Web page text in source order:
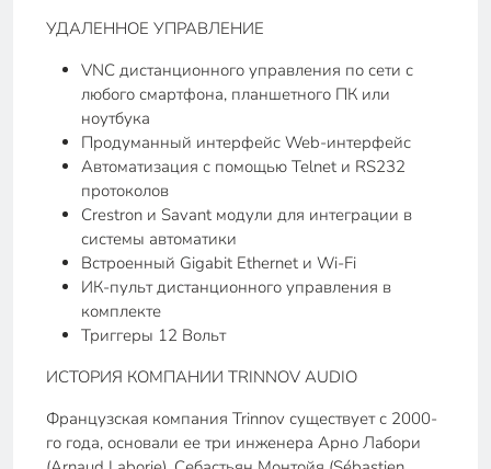
УДАЛЕННОЕ УПРАВЛЕНИЕ
VNC дистанционного управления по сети с
любого смартфона, планшетного ПК или
ноутбука
Продуманный интерфейс Web-интерфейс
Автоматизация с помощью Telnet и RS232
протоколов
Crestron и Savant модули для интеграции в
системы автоматики
Встроенный Gigabit Ethernet и Wi-Fi
ИК-пульт дистанционного управления в
комплекте
Триггеры 12 Вольт
ИСТОРИЯ КОМПАНИИ TRINNOV AUDIO
Французская компания Trinnov существует с 2000-
го года, основали ее три инженера Арно Лабори